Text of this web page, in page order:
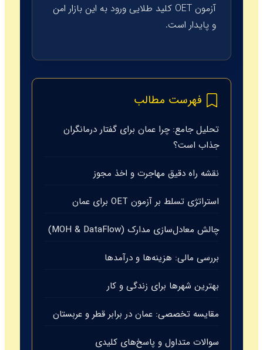
آزمون OET کلید طلایی ورود به این بازار امن
و پایدار است.
فهرست مطالب
تحلیل جامع: چرا عمان برای گفتار درمانگران
جذاب است؟
نقشه راه دقیق مهاجرت و اخذ مجوز
استراتژی تسلط بر آزمون OET برای عمان
چالش معادل‌سازی مدارک (MOH & DataFlow)
بررسی مالی: هزینه‌ها و درآمدها
بهترین شهرها برای زندگی و کار
مقایسه تخصصی: عمان در برابر قطر و عربستان
سوالات متداول و پاسخ‌های کلیدی